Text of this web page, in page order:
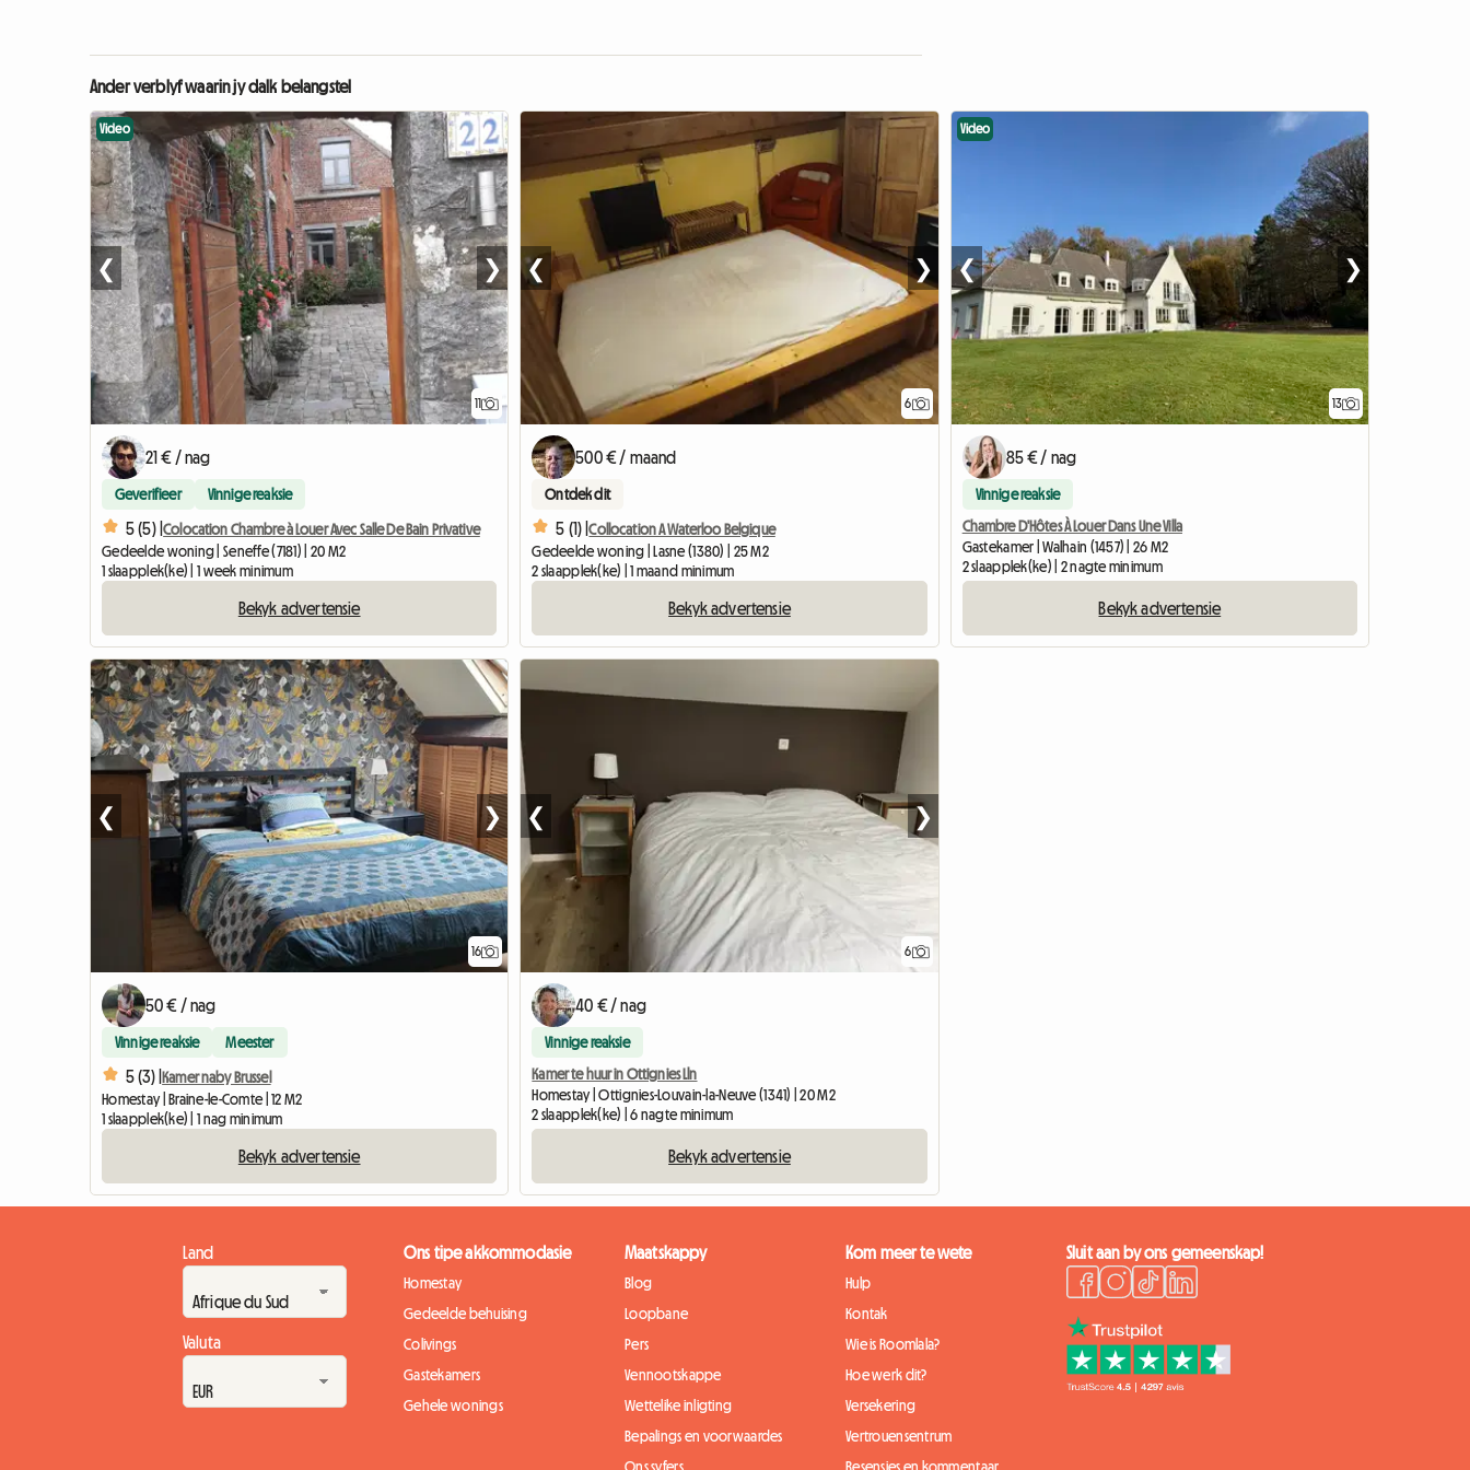
Ander verblyf waarin jy dalk belangstel
11
Video
❮ ❯
21 € / nag
Geverifieer Vinnige reaksie
5 (5) |Colocation Chambre à Louer Avec Salle De Bain Privative
Gedeelde woning | Seneffe (7181) | 20 M2
1 slaapplek(ke) | 1 week minimum
Bekyk advertensie
6
❮ ❯
500 € / maand
Ontdek dit
5 (1) |Collocation A Waterloo Belgique
Gedeelde woning | Lasne (1380) | 25 M2
2 slaapplek(ke) | 1 maand minimum
Bekyk advertensie
13
Video
❮ ❯
85 € / nag
Vinnige reaksie
Chambre D'Hôtes À Louer Dans Une Villa
Gastekamer | Walhain (1457) | 26 M2
2 slaapplek(ke) | 2 nagte minimum
Bekyk advertensie
16
❮ ❯
50 € / nag
Vinnige reaksie Meester
5 (3) |Kamer naby Brussel
Homestay | Braine-le-Comte | 12 M2
1 slaapplek(ke) | 1 nag minimum
Bekyk advertensie
6
❮ ❯
40 € / nag
Vinnige reaksie
Kamer te huur in Ottignies Lln
Homestay | Ottignies-Louvain-la-Neuve (1341) | 20 M2
2 slaapplek(ke) | 6 nagte minimum
Bekyk advertensie
Land
Valuta
Ons tipe akkommodasie
Homestay
Gedeelde behuising
Colivings
Gastekamers
Gehele wonings
Maatskappy
Blog
Loopbane
Pers
Vennootskappe
Wettelike inligting
Bepalings en voorwaardes
Kom meer te wete
Hulp
Kontak
Wie is Roomlala?
Hoe werk dit?
Versekering
Vertrouensentrum
Sluit aan by ons gemeenskap!